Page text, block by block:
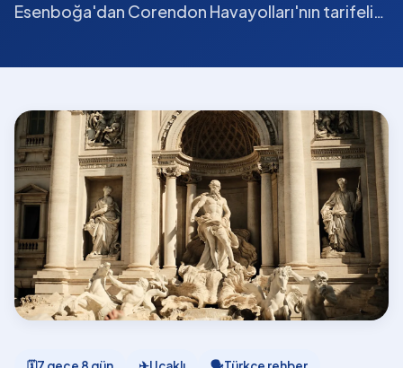
Esenboğa'dan Corendon Havayolları'nın tarifeli…